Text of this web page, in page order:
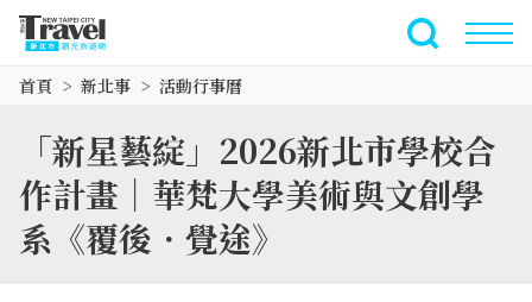
全文檢索
首頁 新北事 活動行事曆
「新星藝綻」2026新北市學校合
作計畫｜華梵大學美術與文創學
系《覆後．覺途》